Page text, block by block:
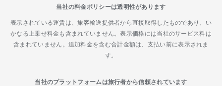
当社の料金ポリシーは透明性があります
表示されている運賃は、旅客輸送提供者から直接取得したものであり、い
かなる上乗せ料金も含まれていません。表示価格には当社のサービス料は
含まれていません。追加料金を含む合計金額は、支払い前に表示されま
す。
当社のプラットフォームは旅行者から信頼されています